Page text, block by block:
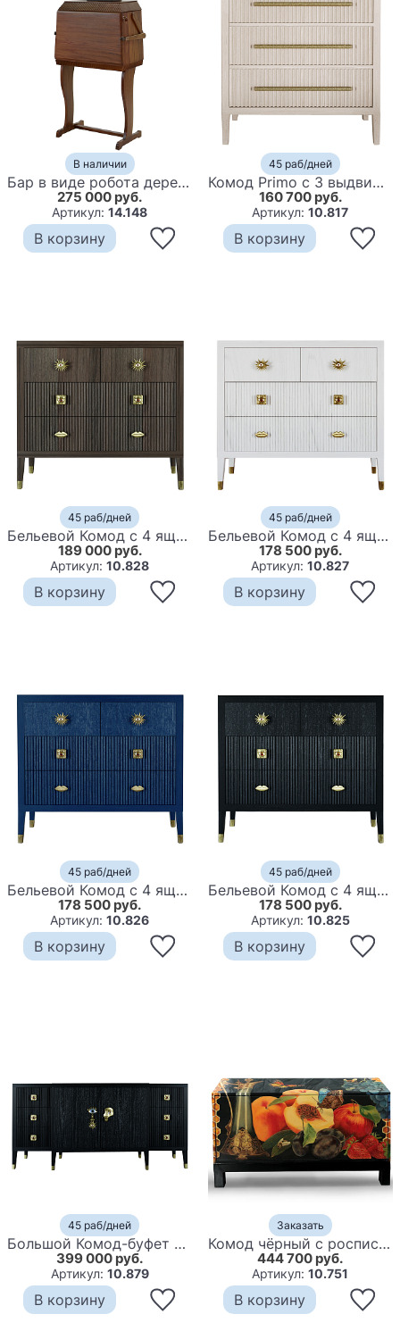
В наличии
Бар в виде робота дерево шпон Wooden Robot Bar
275 000 руб.
Артикул:14.148
В корзину
45 раб/дней
Комод Primo с 3 выдвижными ящиками Светлый дуб
160 700 руб.
Артикул:10.817
В корзину
45 раб/дней
Бельевой Комод с 4 ящиками Elsa Dreams Walnut
189 000 руб.
Артикул:10.828
В корзину
45 раб/дней
Бельевой Комод с 4 ящиками Elsa Dreams White
178 500 руб.
Артикул:10.827
В корзину
45 раб/дней
Бельевой Комод с 4 ящиками Elsa Dreams Blue
178 500 руб.
Артикул:10.826
В корзину
45 раб/дней
Бельевой Комод с 4 ящиками Elsa Dreams Black
178 500 руб.
Артикул: 10.825
В корзину
45 раб/дней
Большой Комод-буфет Elsa Dreams Black с ящиками
399 000 руб.
Артикул: 10.879
В корзину
Заказать
Комод чёрный с росписью Натюрморт Still life
444 700 руб.
Артикул:10.751
В корзину